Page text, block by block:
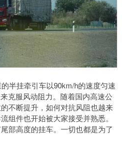
半挂牵引车以90km/h的速度匀速
克服风动阻力。随着国内高速公
不断提升，如何对抗风阻也越来
组件也开始被大家接受并熟悉。
部高度的挂车。一切也都是为了